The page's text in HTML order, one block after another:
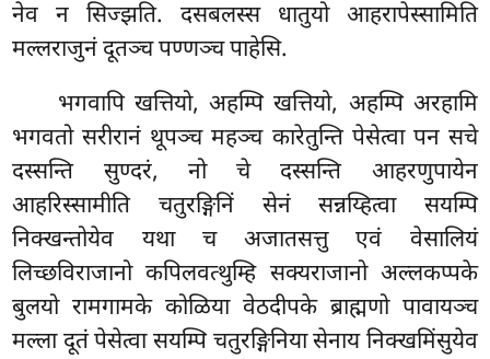
नेव न सिज्झति. दसबलस्स धातुयो आहरापेस्सामिति
मल्लराजुनं दूतञ्च पण्णञ्च पाहेसि.
भगवापि खत्तियो, अहम्पि खत्तियो, अहम्पि अरहामि
भगवतो सरीरानं थूपञ्च महञ्च कारेतुन्ति पेसेत्वा पन सचे
दस्सन्ति सुण्दरं, नो चे दस्सन्ति आहरणुपायेन
आहरिस्सामीति चतुरङ्गिनिं सेनं सन्नय्हित्वा सयम्पि
निक्खन्तोयेव यथा च अजातसत्तु एवं वेसालियं
लिच्छविराजानो कपिलवत्थुम्हि सक्यराजानो अल्लकप्पके
बुलयो रामगामके कोळिया वेठदीपके ब्राह्मणो पावायञ्च
मल्ला दूतं पेसेत्वा सयम्पि चतुरङ्गिनिया सेनाय निक्खमिंसुयेव